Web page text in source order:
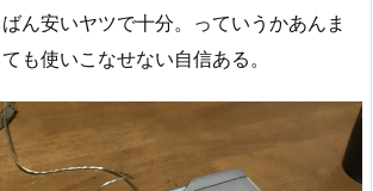
ん安いヤツで十分。っていうかあんま
も使いこなせない自信ある。